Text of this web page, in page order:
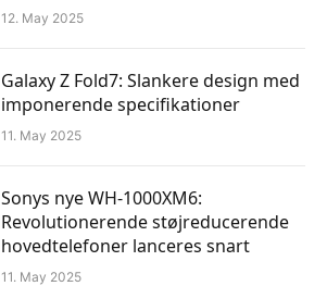
12. May 2025
Galaxy Z Fold7: Slankere design med
imponerende specifikationer
11. May 2025
Sonys nye WH-1000XM6:
Revolutionerende støjreducerende
hovedtelefoner lanceres snart
11. May 2025